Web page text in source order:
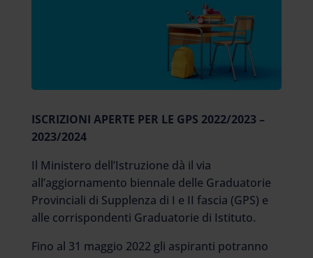
ISCRIZIONI APERTE PER LE GPS 2022/2023 –
2023/2024
Il Ministero dell’Istruzione dà il via
all’aggiornamento biennale delle Graduatorie
Provinciali di Supplenza di I e II fascia (GPS) e
alle corrispondenti Graduatorie di Istituto.
Fino al 31 maggio 2022 gli aspiranti potranno